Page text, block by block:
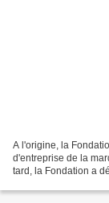
A l'origine, la
d'entreprise de la
tard, la Fondation a